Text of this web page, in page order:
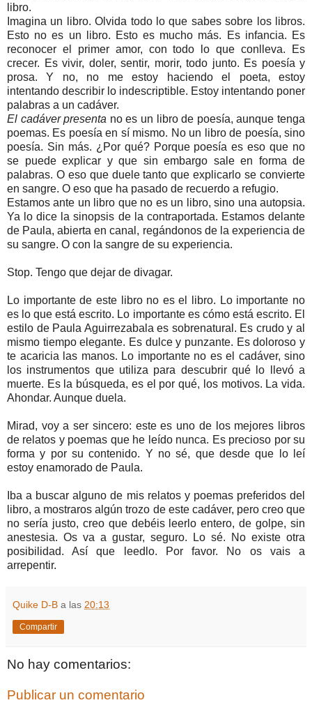
libro.
Imagina un libro. Olvida todo lo que sabes sobre los libros.
Esto no es un libro. Esto es mucho más. Es infancia. Es
reconocer el primer amor, con todo lo que conlleva. Es
crecer. Es vivir, doler, sentir, morir, todo junto. Es poesía y
prosa. Y no, no me estoy haciendo el poeta, estoy
intentando describir lo indescriptible. Estoy intentando poner
palabras a un cadáver.
El cadáver presenta no es un libro de poesía, aunque tenga
poemas. Es poesía en sí mismo. No un libro de poesía, sino
poesía. Sin más. ¿Por qué? Porque poesía es eso que no
se puede explicar y que sin embargo sale en forma de
palabras. O eso que duele tanto que explicarlo se convierte
en sangre. O eso que ha pasado de recuerdo a refugio.
Estamos ante un libro que no es un libro, sino una autopsia.
Ya lo dice la sinopsis de la contraportada. Estamos delante
de Paula, abierta en canal, regándonos de la experiencia de
su sangre. O con la sangre de su experiencia.
Stop. Tengo que dejar de divagar.
Lo importante de este libro no es el libro. Lo importante no
es lo que está escrito. Lo importante es cómo está escrito. El
estilo de Paula Aguirrezabala es sobrenatural. Es crudo y al
mismo tiempo elegante. Es dulce y punzante. Es doloroso y
te acaricia las manos. Lo importante no es el cadáver, sino
los instrumentos que utiliza para descubrir qué lo llevó a
muerte. Es la búsqueda, es el por qué, los motivos. La vida.
Ahondar. Aunque duela.
Mirad, voy a ser sincero: este es uno de los mejores libros
de relatos y poemas que he leído nunca. Es precioso por su
forma y por su contenido. Y no sé, que desde que lo leí
estoy enamorado de Paula.
Iba a buscar alguno de mis relatos y poemas preferidos del
libro, a mostraros algún trozo de este cadáver, pero creo que
no sería justo, creo que debéis leerlo entero, de golpe, sin
anestesia. Os va a gustar, seguro. Lo sé. No existe otra
posibilidad. Así que leedlo. Por favor. No os vais a
arrepentir.
Quike D-B a las 20:13
Compartir
No hay comentarios:
Publicar un comentario